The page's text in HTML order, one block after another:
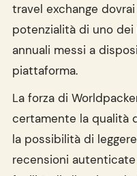
travel exchange
potenzialità di uno
annuali messi a
piattaforma.
La forza di
certamente la qualità
la possibilità di
recensioni